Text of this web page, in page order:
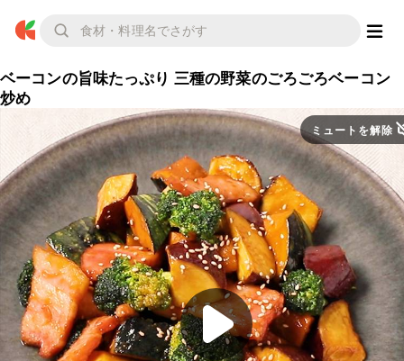
ベーコンの旨味たっぷり 三種の野菜のごろごろベーコン
炒め
ミュートを解除